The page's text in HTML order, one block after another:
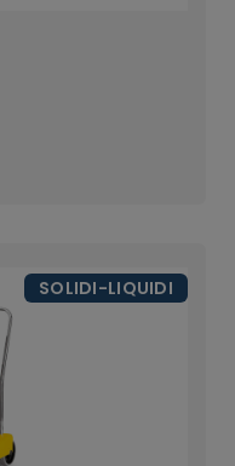
SOLIDI-LIQUIDI